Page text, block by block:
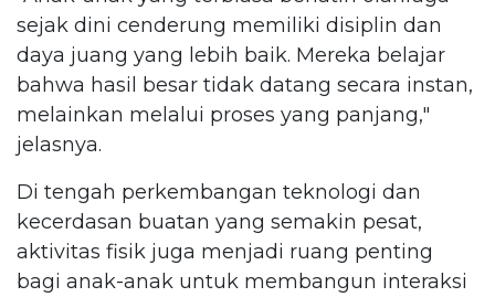
sejak dini cenderung memiliki disiplin dan
daya juang yang lebih baik. Mereka belajar
bahwa hasil besar tidak datang secara instan,
melainkan melalui proses yang panjang,"
jelasnya.
Di tengah perkembangan teknologi dan
kecerdasan buatan yang semakin pesat,
aktivitas fisik juga menjadi ruang penting
bagi anak-anak untuk membangun interaksi